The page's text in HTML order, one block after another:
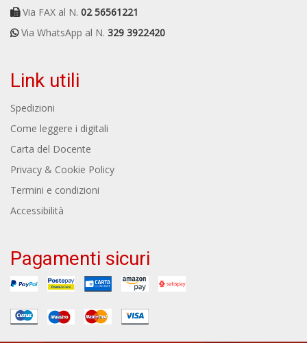
Via FAX al N. 02 56561221
Via WhatsApp al N. 329 3922420
Link utili
Spedizioni
Come leggere i digitali
Carta del Docente
Privacy & Cookie Policy
Termini e condizioni
Accessibilità
Pagamenti sicuri